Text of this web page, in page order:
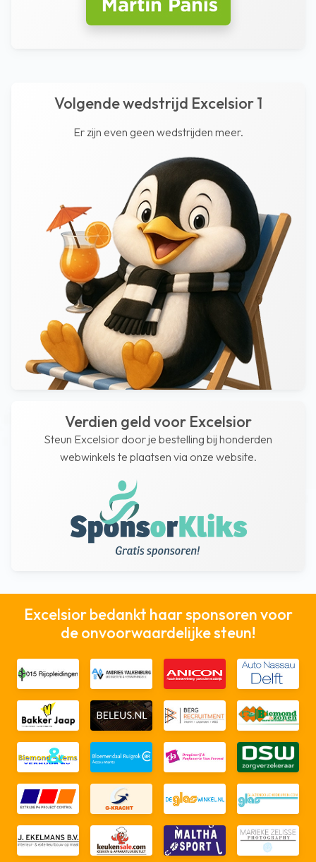
Volgende wedstrijd Excelsior 1
Er zijn even geen wedstrijden meer.
Verdien geld voor Excelsior
Steun Excelsior door je bestelling bij honderden
webwinkels te plaatsen via onze website.
Excelsior bedankt haar sponsoren voor
de onvoorwaardelijke steun!